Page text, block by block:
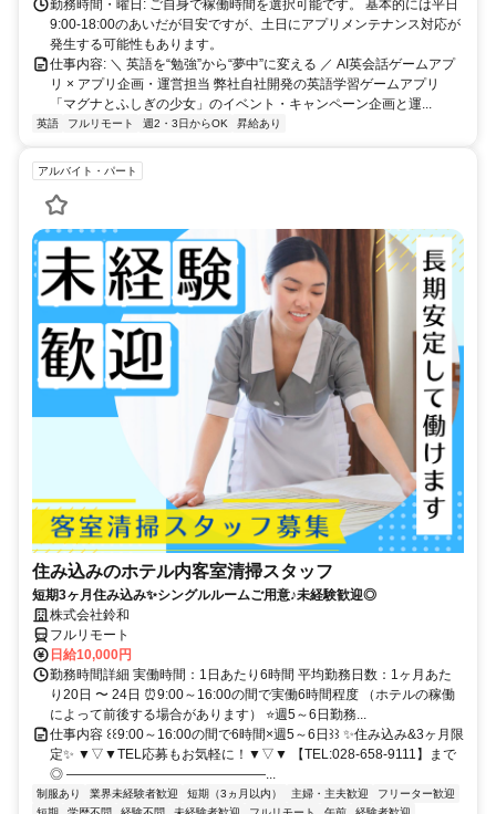
勤務時間・曜日: ご自身で稼働時間を選択可能です。 基本的には平日
9:00-18:00のあいだが目安ですが、土日にアプリメンテナンス対応が
発生する可能性もあります。
仕事内容: ＼ 英語を“勉強”から“夢中”に変える ／ AI英会話ゲームアプ
リ × アプリ企画・運営担当 弊社自社開発の英語学習ゲームアプリ
「マグナとふしぎの少女」のイベント・キャンペーン企画と運...
英語 フルリモート 週2・3日からOK 昇給あり
アルバイト・パート
住み込みのホテル内客室清掃スタッフ
短期3ヶ月住み込み✨シングルルームご用意♪未経験歓迎◎
株式会社鈴和
フルリモート
日給10,000円
勤務時間詳細 実働時間：1日あたり6時間 平均勤務日数：1ヶ月あた
り20日 〜 24日 ⏰9:00～16:00の間で実働6時間程度 （ホテルの稼働
によって前後する場合があります） ⭐週5～6日勤務...
仕事内容 ꒰꒰9:00～16:00の間で6時間×週5～6日꒱꒱ ✨住み込み&3ヶ月限
定✨ ▼▽▼TEL応募もお気軽に！▼▽▼ 【TEL:028-658-9111】まで
◎ ―――――――――――――――...
制服あり 業界未経験者歓迎 短期（3ヵ月以内） 主婦・主夫歓迎
フリーター歓迎